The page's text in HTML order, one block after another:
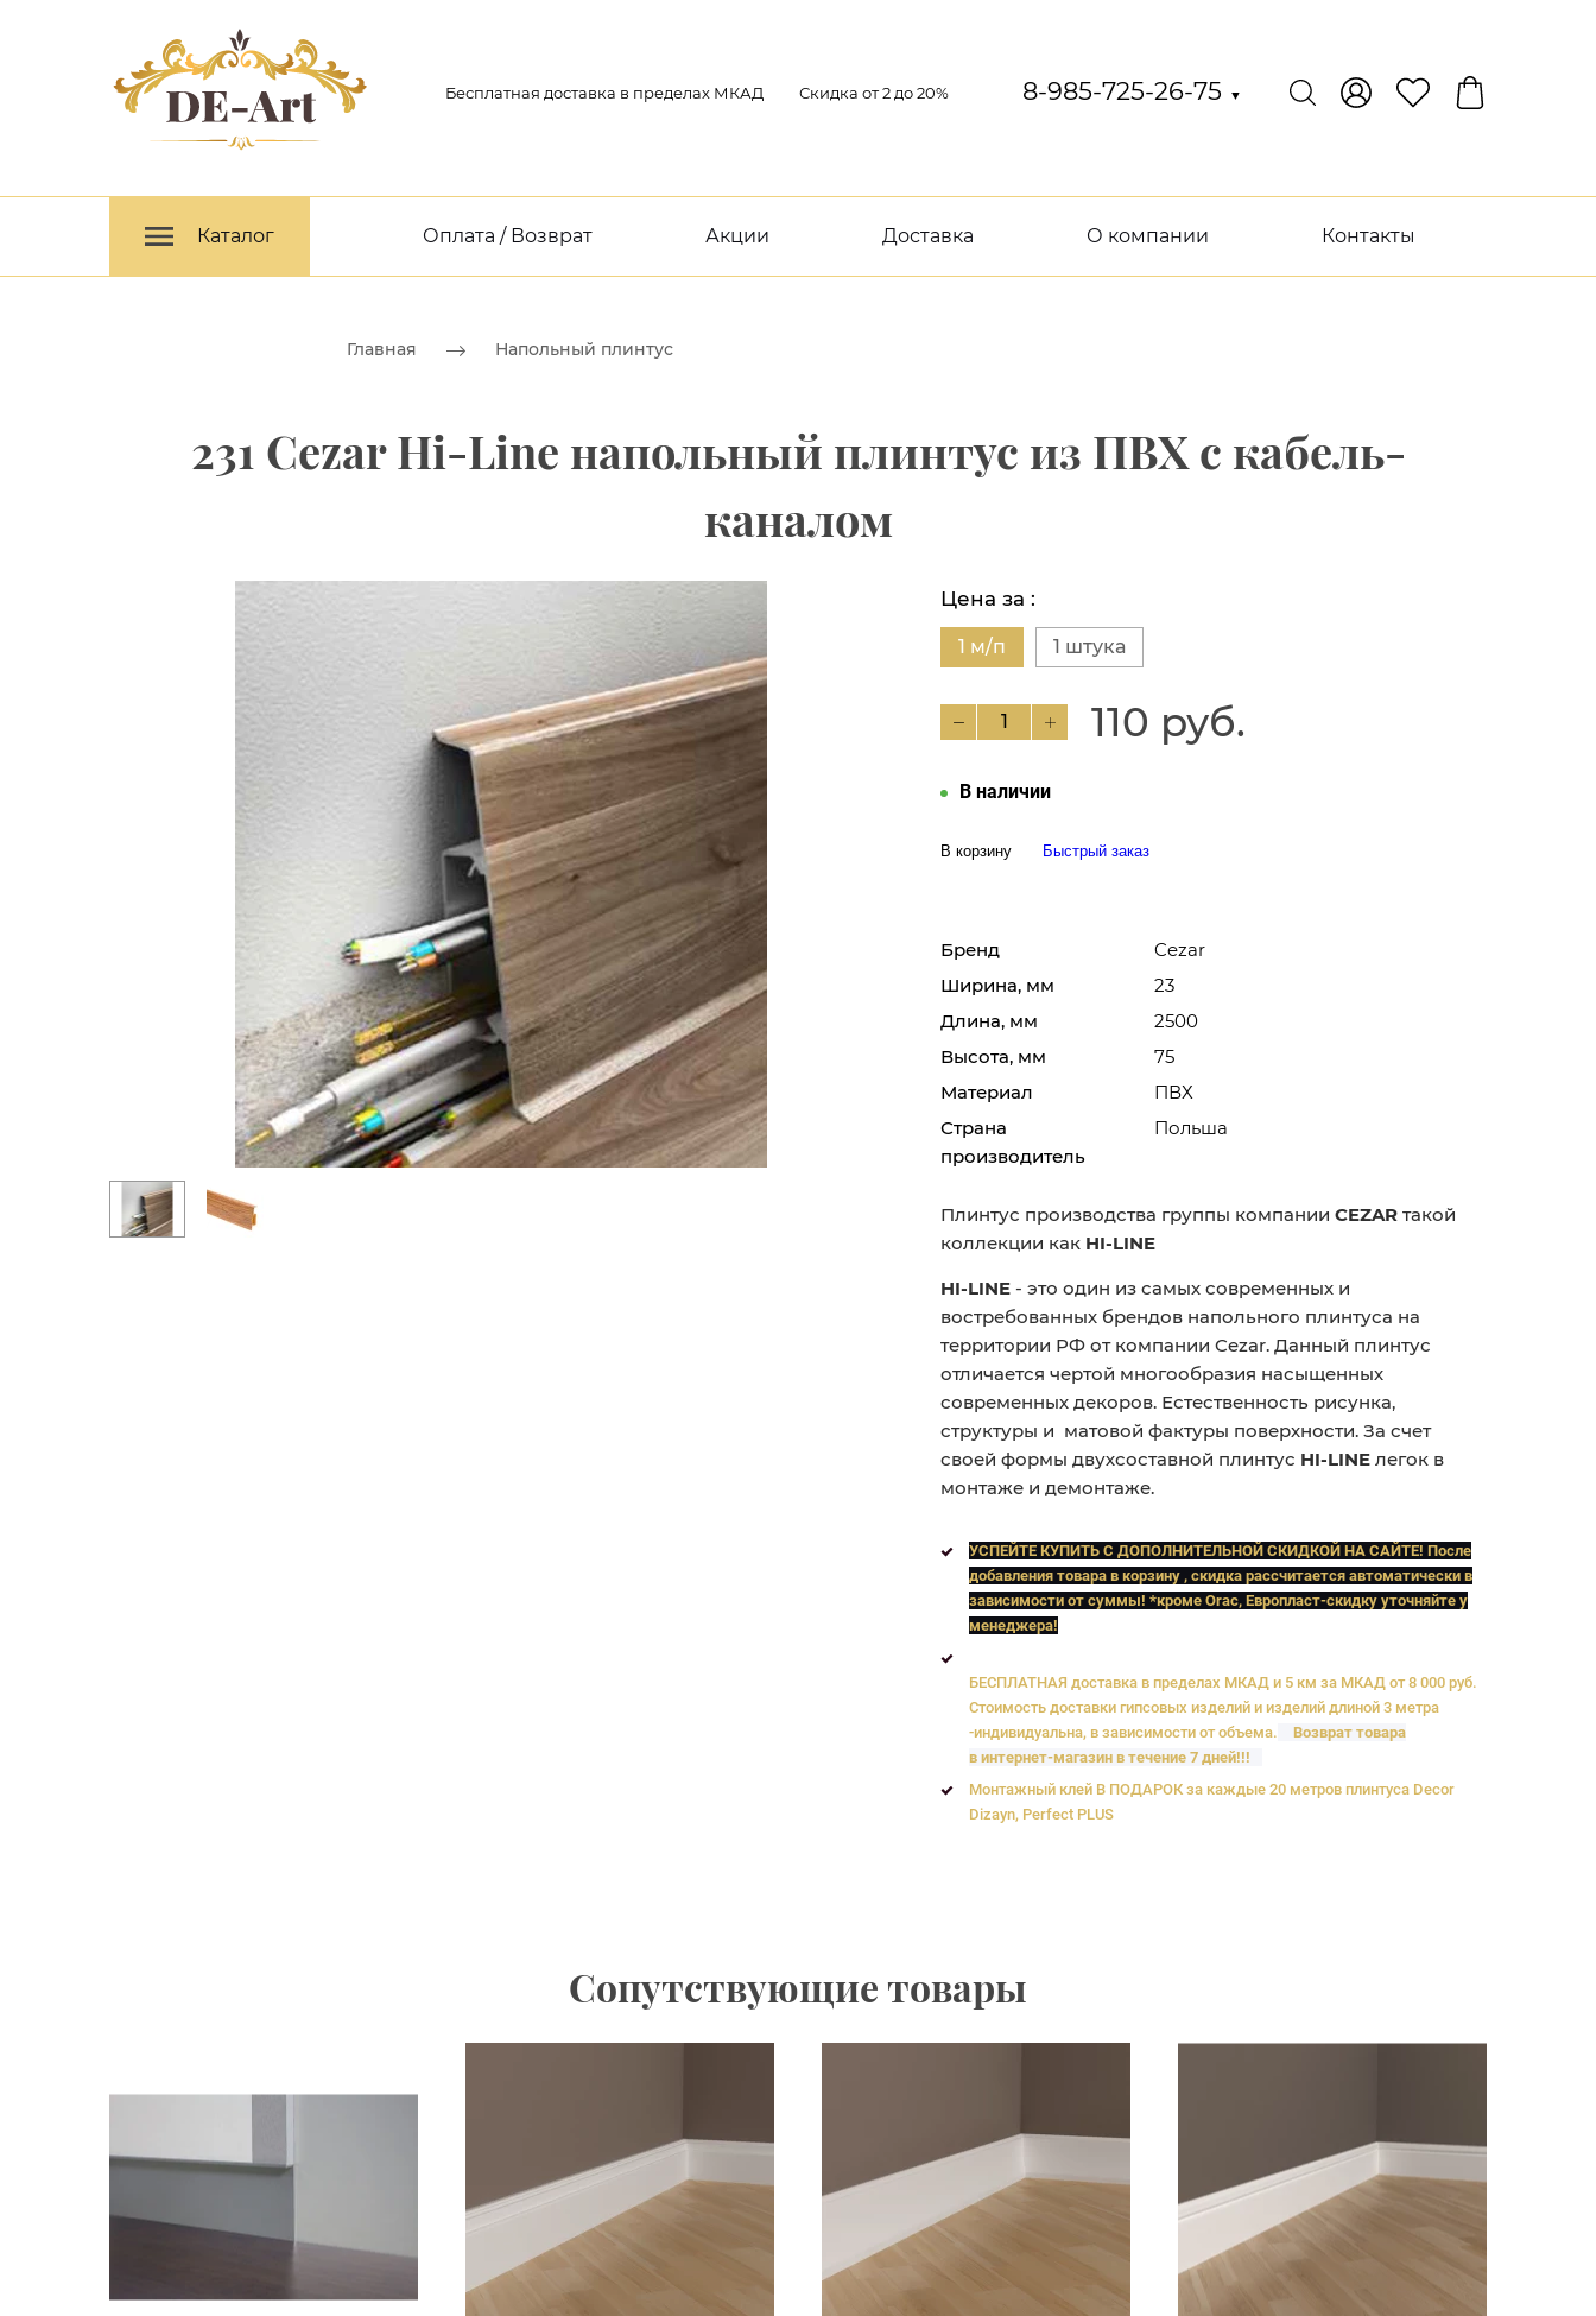
Бесплатная доставка в пределах МКАД Скидка от 2 до 20% 8-985-725-26-75 ▼
Каталог Оплата / Возврат Акции Доставка О компании Контакты
Главная Напольный плинтус
231 Cezar Hi-Line напольный плинтус из ПВХ с кабель-
каналом
Цена за :
1 м/п 1 штука
110 руб.
В наличии
В корзину Быстрый заказ
Бренд
Cezar
Ширина, мм
23
Длина, мм
2500
Высота, мм
75
Материал
ПВХ
Страна
производитель
Польша
Плинтус производства группы компании CEZAR такой
коллекции как HI-LINE
HI-LINE - это один из самых современных и
востребованных брендов напольного плинтуса на
территории РФ от компании Cezar. Данный плинтус
отличается чертой многообразия насыщенных
современных декоров. Естественность рисунка,
структуры и матовой фактуры поверхности. За счет
своей формы двухсоставной плинтус HI-LINE легок в
монтаже и демонтаже.
УСПЕЙТЕ КУПИТЬ C ДОПОЛНИТЕЛЬНОЙ СКИДКОЙ НА САЙТЕ! После
добавления товара в корзину , скидка рассчитается автоматически в
зависимости от суммы! *кроме Orac, Европласт-скидку уточняйте у
менеджера!
БЕСПЛАТНАЯ доставка в пределах МКАД и 5 км за МКАД от 8 000 руб.
Стоимость доставки гипсовых изделий и изделий длиной 3 метра
-индивидуальна, в зависимости от объема.
Возврат товара
в интернет-магазин в течение 7 дней!!!
Монтажный клей В ПОДАРОК за каждые 20 метров плинтуса Decor
Dizayn, Perfect PLUS
Сопутствующие товары